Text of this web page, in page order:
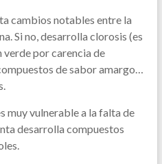
cambios notables entre la
Si no, desarrolla clorosis (es
verde por carencia de
de sabor amargo…
muy vulnerable a la falta de
desarrolla compuestos